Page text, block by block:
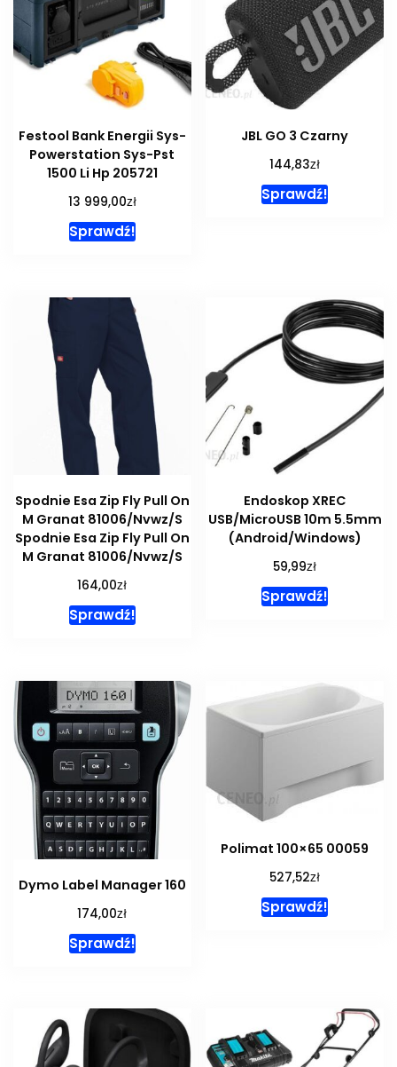
Festool Bank Energii Sys-
Powerstation Sys-Pst
1500 Li Hp 205721
13 999,00zł
Sprawdź!
JBL GO 3 Czarny
144,83zł
Sprawdź!
Spodnie Esa Zip Fly Pull On
M Granat 81006/Nvwz/S
Spodnie Esa Zip Fly Pull On
M Granat 81006/Nvwz/S
164,00zł
Sprawdź!
Endoskop XREC
USB/MicroUSB 10m 5.5mm
(Android/Windows)
59,99zł
Sprawdź!
Dymo Label Manager 160
174,00zł
Sprawdź!
Polimat 100×65 00059
527,52zł
Sprawdź!